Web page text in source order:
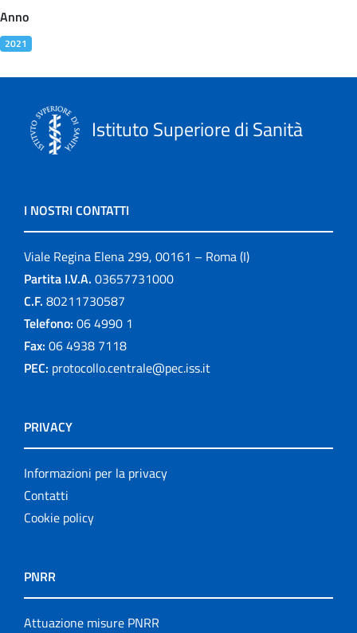
Anno
2021
Istituto Superiore di Sanità
I NOSTRI CONTATTI
Viale Regina Elena 299, 00161 – Roma (I)
Partita I.V.A. 03657731000
C.F. 80211730587
Telefono: 06 4990 1
Fax: 06 4938 7118
PEC: protocollo.centrale@pec.iss.it
PRIVACY
Informazioni per la privacy
Contatti
Cookie policy
PNRR
Attuazione misure PNRR